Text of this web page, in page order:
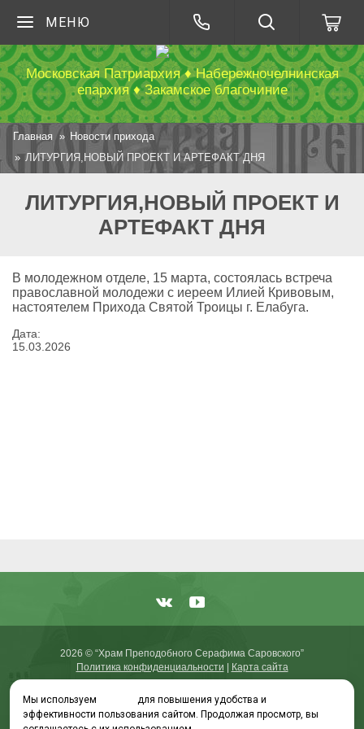
МЕНЮ
Московская Патриархия ♦ Набережночелнинская
епархия ♦ Закамское благочиние
Главная
Новости прихода
ЛИТУРГИЯ,НОВЫЙ ПРОЕКТ И АРТЕФАКТ ДНЯ
ЛИТУРГИЯ,НОВЫЙ ПРОЕКТ И
АРТЕФАКТ ДНЯ
В молодежном отделе, 15 марта, состоялась встреча
православной молодежи с иереем Илией Кривовым,
настоятелем Прихода Святой Троицы г. Елабуга.
Дата:
15 03 2026
2026 © “Храм Преподобного Серафима Саровского”
Политика конфиденциальности
Карта сайта
Мы используем
для повышения удобства и
эффективности пользования сайтом. Продолжая просмотр, вы